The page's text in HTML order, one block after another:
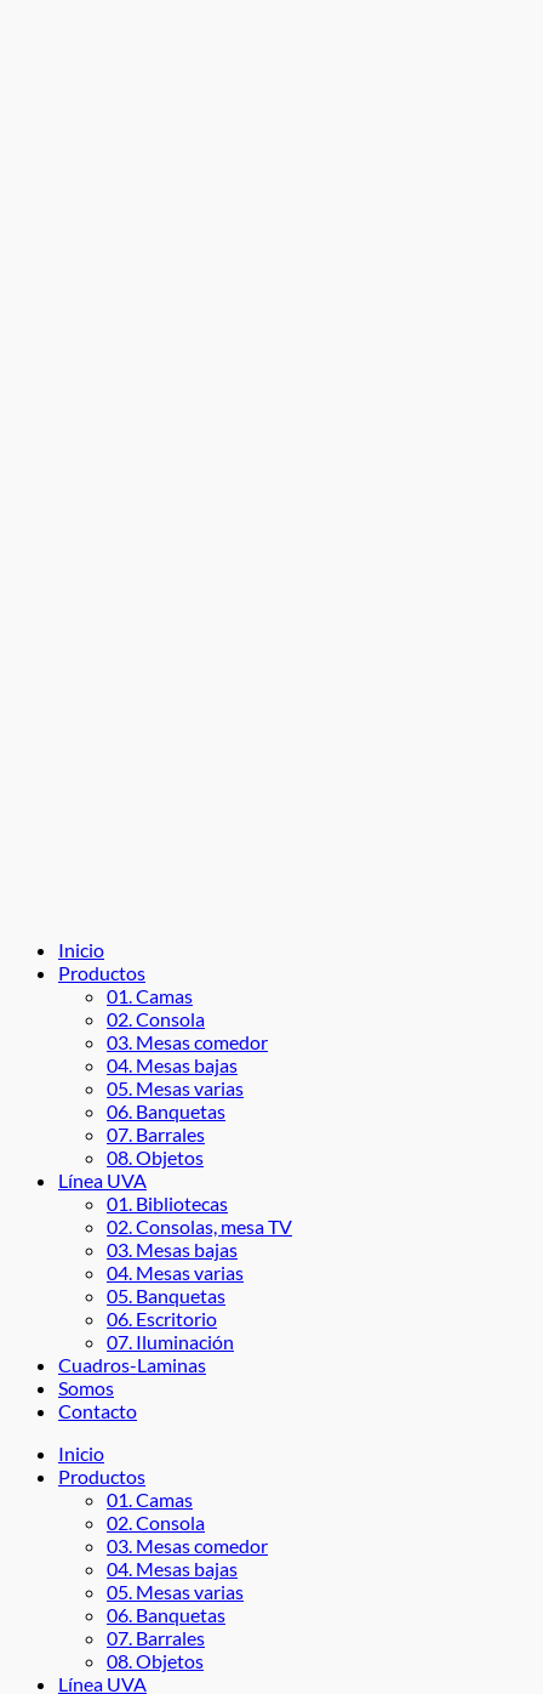
Inicio
Productos
01. Camas
02. Consola
03. Mesas comedor
04. Mesas bajas
05. Mesas varias
06. Banquetas
07. Barrales
08. Objetos
Línea UVA
01. Bibliotecas
02. Consolas, mesa TV
03. Mesas bajas
04. Mesas varias
05. Banquetas
06. Escritorio
07. Iluminación
Cuadros-Laminas
Somos
Contacto
Inicio
Productos
01. Camas
02. Consola
03. Mesas comedor
04. Mesas bajas
05. Mesas varias
06. Banquetas
07. Barrales
08. Objetos
Línea UVA